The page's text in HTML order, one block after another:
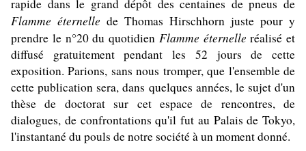
rapide dans le grand dépôt des centaines de pneus de
Flamme éternelle de Thomas Hirschhorn juste pour y
prendre le n°20 du quotidien Flamme éternelle réalisé et
diffusé gratuitement pendant les 52 jours de cette
exposition. Parions, sans nous tromper, que l'ensemble de
cette publication sera, dans quelques années, le sujet d'un
thèse de doctorat sur cet espace de rencontres, de
dialogues, de confrontations qu'il fut au Palais de Tokyo,
l'instantané du pouls de notre société à un moment donné.